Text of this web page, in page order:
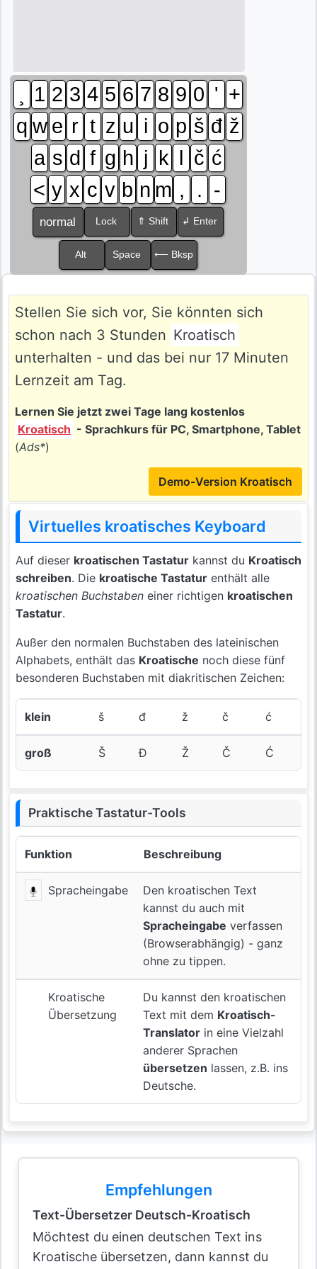
1 2 3 4 5 6 7 8 9 0 ' +
q w e r t z u i o p š đ ž
a s d f g h j k l č ć
< y x c v b n m , . -
normal Lock ⇑ Shift ↲ Enter
Alt Space ⟵ Bksp
Stellen Sie sich vor, Sie könnten sich
schon nach 3 Stunden Kroatisch
unterhalten - und das bei nur 17 Minuten
Lernzeit am Tag.
Lernen Sie jetzt zwei Tage lang kostenlos
Kroatisch - Sprachkurs für PC, Smartphone, Tablet
(Ads*)
Demo-Version Kroatisch
Virtuelles kroatisches Keyboard
Auf dieser kroatischen Tastatur kannst du Kroatisch
schreiben. Die kroatische Tastatur enthält alle
kroatischen Buchstaben einer richtigen kroatischen
Tastatur.
Außer den normalen Buchstaben des lateinischen
Alphabets, enthält das Kroatische noch diese fünf
besonderen Buchstaben mit diakritischen Zeichen:
klein š đ ž č ć
groß Š Đ Ž Č Ć
Praktische Tastatur-Tools
Funktion Beschreibung
Spracheingabe
Den kroatischen Text
kannst du auch mit
Spracheingabe verfassen
(Browserabhängig) - ganz
ohne zu tippen.
Kroatische
Übersetzung
Du kannst den kroatischen
Text mit dem Kroatisch-
Translator in eine Vielzahl
anderer Sprachen
übersetzen lassen, z.B. ins
Deutsche.
Empfehlungen
Text-Übersetzer Deutsch-Kroatisch
Möchtest du einen deutschen Text ins
Kroatische übersetzen, dann kannst du